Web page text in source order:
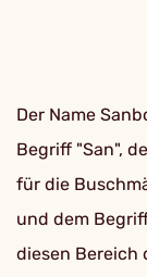
Der Name
Begriff "San",
für die
und dem
diesen Bereich